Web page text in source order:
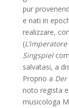
pur
e nati in
realizzare,
(
Singspiel
salvatasi, a
Proprio a
noto regista
musicologa